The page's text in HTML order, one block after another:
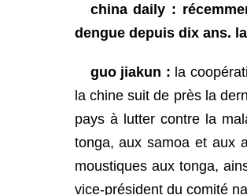
china daily :
dengue depuis dix ans.
guo jiakun : la
la chine suit de près la
pays à lutter contre la
tonga, aux samoa et aux
moustiques aux tonga,
vice-président du comité